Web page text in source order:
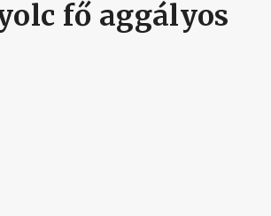
fő aggályos